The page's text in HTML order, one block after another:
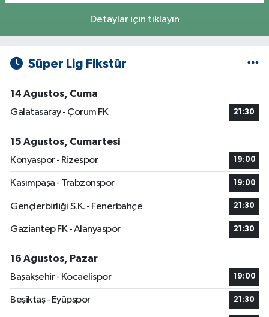
Detaylar için tıklayın
Süper Lig Fikstür
14 Ağustos, Cuma
Galatasaray - Çorum FK
21:30
15 Ağustos, Cumartesi
Konyaspor - Rizespor
19:00
Kasımpaşa - Trabzonspor 19:00
Gençlerbirliği S.K. - Fenerbahçe 21:30
Gaziantep FK - Alanyaspor 21:30
16 Ağustos, Pazar
Başakşehir - Kocaelispor
19:00
Beşiktaş - Eyüpspor 21:30